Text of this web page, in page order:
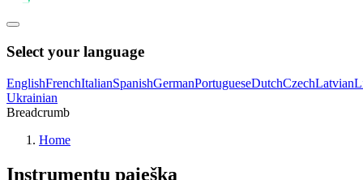
Select your language
EnglishFrenchItalianSpanishGermanPortugueseDutchCzechLatvian
Ukrainian
Breadcrumb
Home
Instrumentų paieška